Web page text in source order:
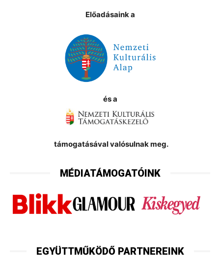
Előadásaink a
és a
támogatásával valósulnak meg.
MÉDIATÁMOGATÓINK
EGYÜTTMŰKÖDŐ PARTNEREINK